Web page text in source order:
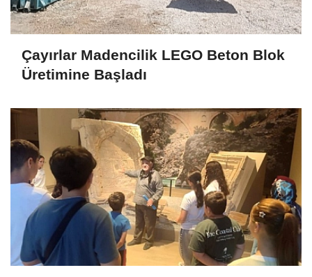
Çayırlar Madencilik LEGO Beton Blok
Üretimine Başladı